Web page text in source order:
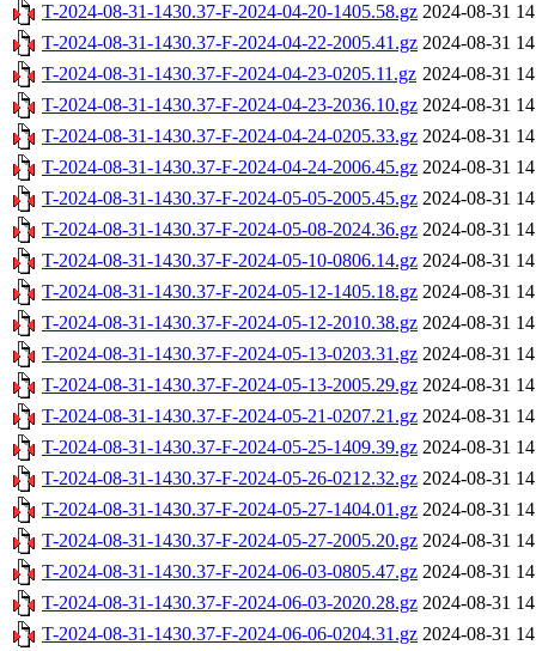
T-2024-08-31-1430.37-F-2024-04-20-1405.58.gz 2024-08-31
T-2024-08-31-1430.37-F-2024-04-22-2005.41.gz 2024-08-31
T-2024-08-31-1430.37-F-2024-04-23-0205.11.gz 2024-08-31
T-2024-08-31-1430.37-F-2024-04-23-2036.10.gz 2024-08-31
T-2024-08-31-1430.37-F-2024-04-24-0205.33.gz 2024-08-31
T-2024-08-31-1430.37-F-2024-04-24-2006.45.gz 2024-08-31
T-2024-08-31-1430.37-F-2024-05-05-2005.45.gz 2024-08-31
T-2024-08-31-1430.37-F-2024-05-08-2024.36.gz 2024-08-31
T-2024-08-31-1430.37-F-2024-05-10-0806.14.gz 2024-08-31
T-2024-08-31-1430.37-F-2024-05-12-1405.18.gz 2024-08-31
T-2024-08-31-1430.37-F-2024-05-12-2010.38.gz 2024-08-31
T-2024-08-31-1430.37-F-2024-05-13-0203.31.gz 2024-08-31
T-2024-08-31-1430.37-F-2024-05-13-2005.29.gz 2024-08-31
T-2024-08-31-1430.37-F-2024-05-21-0207.21.gz 2024-08-31
T-2024-08-31-1430.37-F-2024-05-25-1409.39.gz 2024-08-31
T-2024-08-31-1430.37-F-2024-05-26-0212.32.gz 2024-08-31
T-2024-08-31-1430.37-F-2024-05-27-1404.01.gz 2024-08-31
T-2024-08-31-1430.37-F-2024-05-27-2005.20.gz 2024-08-31
T-2024-08-31-1430.37-F-2024-06-03-0805.47.gz 2024-08-31
T-2024-08-31-1430.37-F-2024-06-03-2020.28.gz 2024-08-31
T-2024-08-31-1430.37-F-2024-06-06-0204.31.gz 2024-08-31